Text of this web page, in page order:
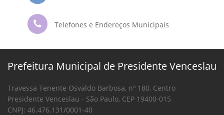
Telefones e Endereços Municipais
Prefeitura Municipal de Presidente Venceslau
Travessa Tenente Osvaldo Barbosa, nº 180, Centro
Presidente Venceslau - São Paulo, CEP 19400-015
CNPJ: 46.476.131/0001-40